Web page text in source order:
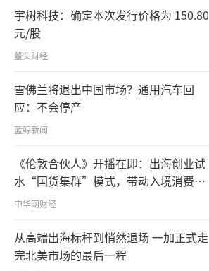
宇树科技：确定本次发行价格为 150.80
元/股
鳌头财经
雪佛兰将退出中国市场？通用汽车回
应：不会停产
蓝鲸新闻
《伦敦合伙人》开播在即：出海创业试
水“国货集群”模式，带动入境消费反
向种草
中华网财经
从高端出海标杆到悄然退场 一加正式走
完北美市场的最后一程